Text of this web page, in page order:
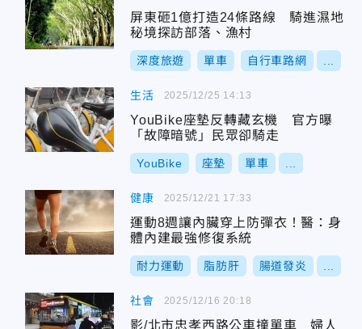
屏東砸1億打造24條路線 騎進濕地
秘境探訪部落、漁村
深度旅遊 單車 自行車路網
生活
YouBike座墊反轉藏玄機 官方曝
「故障暗號」民眾卻騎走
YouBike 座墊 單車
2025/12/25 14:13
健康
運動8週讓內臟穿上防彈衣！醫：身
體內建最強修復系統
耐力運動 脂肪肝 腸道發炎
2025/12/21 17:33
社會
影/北市忠孝西路公車撞單車 婦人
2025/12/16 20:18